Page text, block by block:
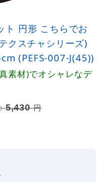
ト 円形 こちらでお
クスチャシリーズ)
(PEFS-007-J(45))
素材)でオシャレなデ
5,430円